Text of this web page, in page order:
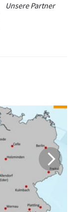
Unsere Partner